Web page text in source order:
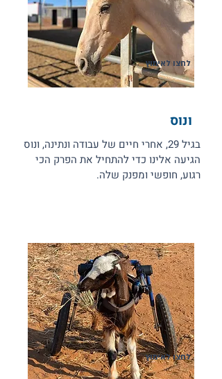
לחצו לאימוץ
ונוס
בגיל 29, אחרי חיים של עבודה ונתינה, ונוס
הגיעה אלינו כדי להתחיל את הפרק הכי
רגוע, חופשי ומפנק שלה.
לחצו לאימוץ